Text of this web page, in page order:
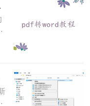
！